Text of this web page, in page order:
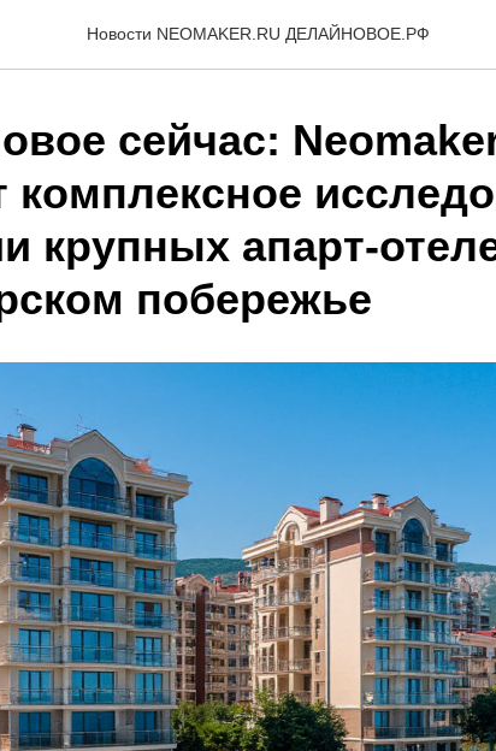
Новости NEOMAKER.RU ДЕЛАЙНОВОЕ.РФ
сейчас:
комплексное
крупных апарт-
побережье